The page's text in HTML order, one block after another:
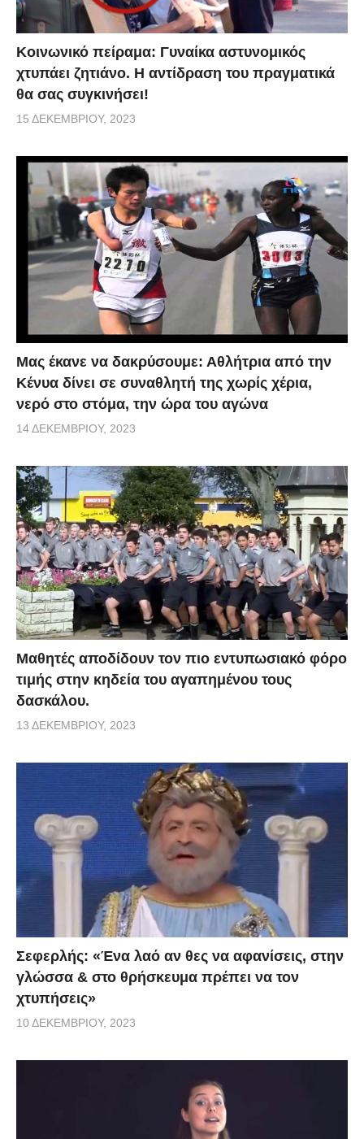
Κοινωνικό πείραμα: Γυναίκα αστυνομικός
χτυπάει ζητιάνο. Η αντίδραση του πραγματικά
θα σας συγκινήσει!
15 ΔΕΚΕΜΒΡΊΟΥ, 2023
Μας έκανε να δακρύσουμε: Αθλήτρια από την
Κένυα δίνει σε συναθλητή της χωρίς χέρια,
νερό στο στόμα, την ώρα του αγώνα
14 ΔΕΚΕΜΒΡΊΟΥ, 2023
Μαθητές αποδίδουν τον πιο εντυπωσιακό φόρο
τιμής στην κηδεία του αγαπημένου τους
δασκάλου.
13 ΔΕΚΕΜΒΡΊΟΥ, 2023
Σεφερλής: «Ένα λαό αν θες να αφανίσεις, στην
γλώσσα & στο θρήσκευμα πρέπει να τον
χτυπήσεις»
10 ΔΕΚΕΜΒΡΊΟΥ, 2023